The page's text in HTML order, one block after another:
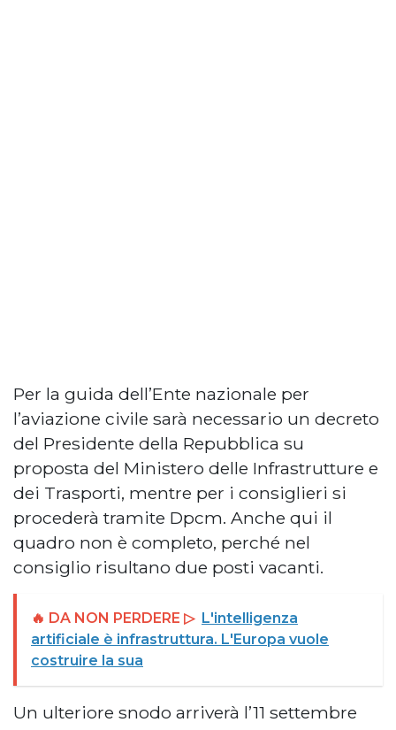
Per la guida dell’Ente nazionale per
l’aviazione civile sarà necessario un decreto
del Presidente della Repubblica su
proposta del Ministero delle Infrastrutture e
dei Trasporti, mentre per i consiglieri si
procederà tramite Dpcm. Anche qui il
quadro non è completo, perché nel
consiglio risultano due posti vacanti.
🔥 DA NON PERDERE ▷ L'intelligenza
artificiale è infrastruttura. L'Europa vuole
costruire la sua
Un ulteriore snodo arriverà l’11 settembre